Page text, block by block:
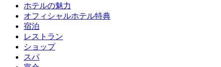
ホテルの魅力
オフィシャルホテル特典
宿泊
レストラン
ショップ
スパ